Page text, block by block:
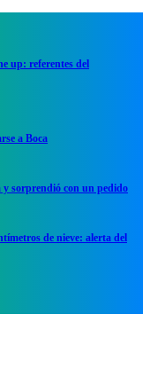
up: referentes del
a Boca
sorprendió con un pedido
de nieve: alerta del